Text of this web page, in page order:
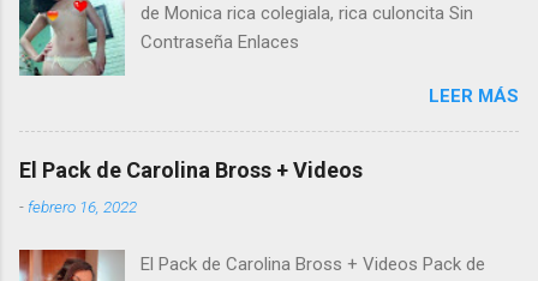
de Monica rica colegiala, rica culoncita Sin
Contraseña Enlaces
LEER MÁS
El Pack de Carolina Bross + Videos
- febrero 16, 2022
El Pack de Carolina Bross + Videos Pack de